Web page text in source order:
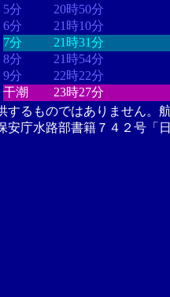
5分
20時50分
6分
21時10分
7分
21時31分
8分
21時54分
9分
22時22分
干潮
23時27分
するものではありません。
安庁水路部書籍７４２号「